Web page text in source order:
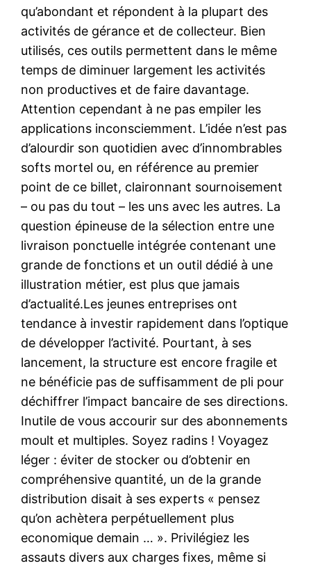
qu’abondant et répondent à la plupart des
activités de gérance et de collecteur. Bien
utilisés, ces outils permettent dans le même
temps de diminuer largement les activités
non productives et de faire davantage.
Attention cependant à ne pas empiler les
applications inconsciemment. L’idée n’est pas
d’alourdir son quotidien avec d’innombrables
softs mortel ou, en référence au premier
point de ce billet, claironnant sournoisement
– ou pas du tout – les uns avec les autres. La
question épineuse de la sélection entre une
livraison ponctuelle intégrée contenant une
grande de fonctions et un outil dédié à une
illustration métier, est plus que jamais
d’actualité.Les jeunes entreprises ont
tendance à investir rapidement dans l’optique
de développer l’activité. Pourtant, à ses
lancement, la structure est encore fragile et
ne bénéficie pas de suffisamment de pli pour
déchiffrer l’impact bancaire de ses directions.
Inutile de vous accourir sur des abonnements
moult et multiples. Soyez radins ! Voyagez
léger : éviter de stocker ou d’obtenir en
compréhensive quantité, un de la grande
distribution disait à ses experts « pensez
qu’on achètera perpétuellement plus
economique demain … ». Privilégiez les
assauts divers aux charges fixes, même si